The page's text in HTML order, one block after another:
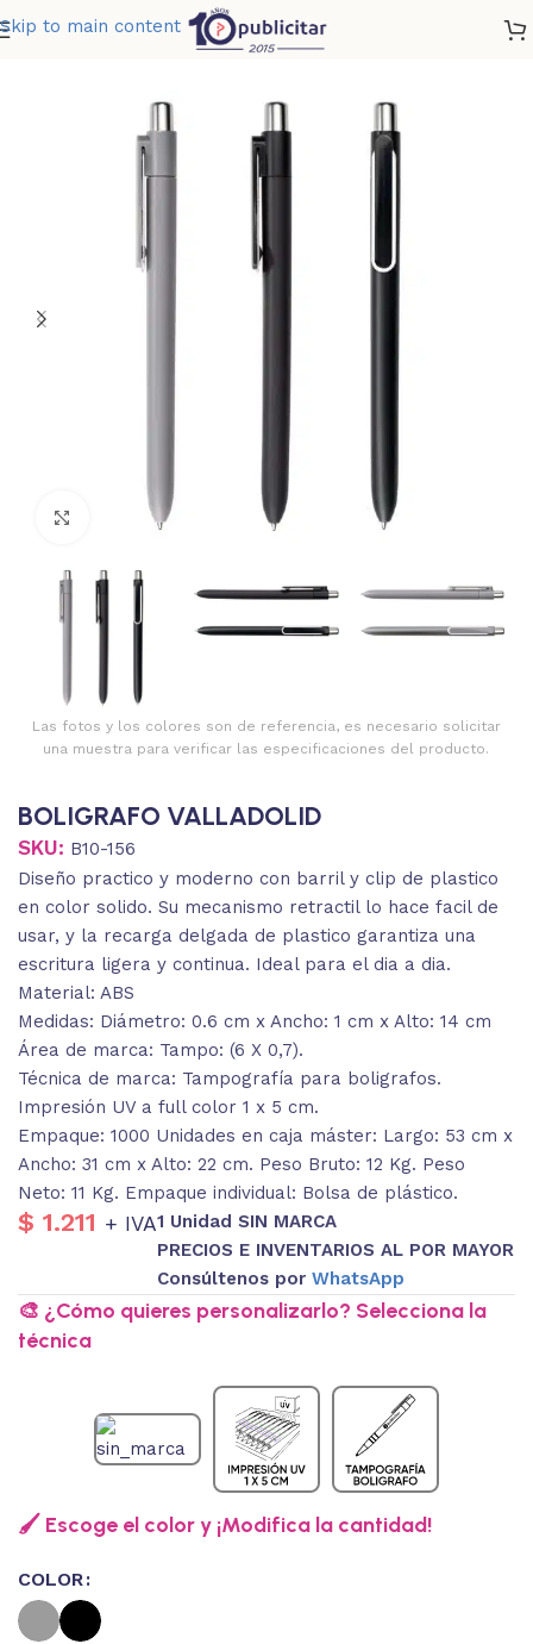
Skip to main content
BOLIGRAFO VALLADOLID
Clic para ampliar
Las fotos y los colores son de referencia, es necesario solicitar
una muestra para verificar las especificaciones del producto.
BOLIGRAFO VALLADOLID
SKU: B10-156
Diseño practico y moderno con barril y clip de plastico
en color solido. Su mecanismo retractil lo hace facil de
usar, y la recarga delgada de plastico garantiza una
escritura ligera y continua. Ideal para el dia a dia.
Material: ABS
Medidas: Diámetro: 0.6 cm x Ancho: 1 cm x Alto: 14 cm
Área de marca: Tampo: (6 X 0,7).
Técnica de marca: Tampografía para boligrafos.
Impresión UV a full color 1 x 5 cm.
Empaque: 1000 Unidades en caja máster: Largo: 53 cm x
Ancho: 31 cm x Alto: 22 cm. Peso Bruto: 12 Kg. Peso
Neto: 11 Kg. Empaque individual: Bolsa de plástico.
$ 1.211 + IVA1 Unidad SIN MARCA
PRECIOS E INVENTARIOS AL POR MAYOR
Consúltenos por WhatsApp
🎨 ¿Cómo quieres personalizarlo? Selecciona la
técnica
🖌️ Escoge el color y ¡Modifica la cantidad!
COLOR